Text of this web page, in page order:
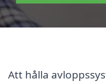
Att hålla